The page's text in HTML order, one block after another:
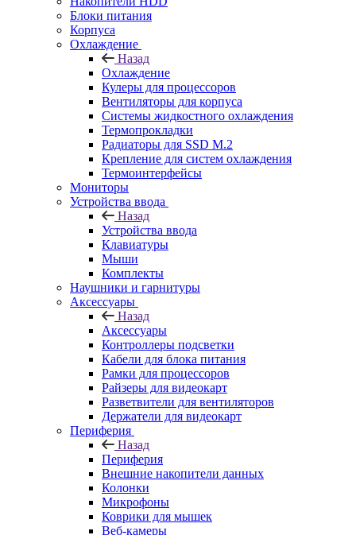
Блоки питания
Корпуса
Охлаждение
Назад
Охлаждение
Кулеры для процессоров
Вентиляторы для корпуса
Системы жидкостного охлаждения
Термопрокладки
Радиаторы для SSD M.2
Крепление для систем охлаждения
Термоинтерфейсы
Мониторы
Устройства ввода
Назад
Устройства ввода
Клавиатуры
Мыши
Комплекты
Наушники и гарнитуры
Аксессуары
Назад
Аксессуары
Контроллеры подсветки
Кабели для блока питания
Рамки для процессоров
Райзеры для видеокарт
Разветвители для вентиляторов
Держатели для видеокарт
Периферия
Назад
Периферия
Внешние накопители данных
Колонки
Микрофоны
Коврики для мышек
Веб-камеры